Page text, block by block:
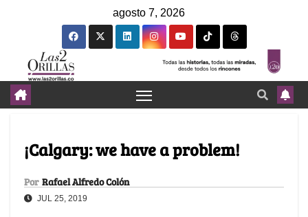
agosto 7, 2026
¡Calgary: we have a problem!
Por Rafael Alfredo Colón
JUL 25, 2019